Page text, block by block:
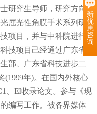
新
优
惠
咨
询
研究生导师，研究方向
屈光性角膜手术系列研
项目，并与中科院进行
技项目己经通过广东省
部、广东省科技进步二
(1999年)。在国内外核心
、EI收录论文。参与《现
编写工作。被各界媒体